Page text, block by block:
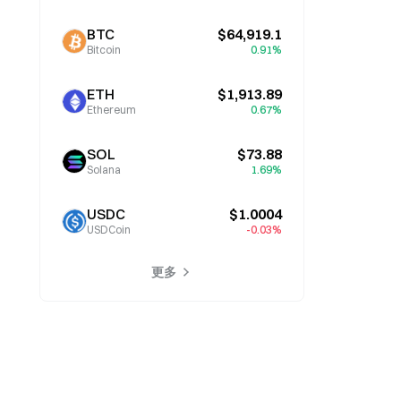
BTC
Bitcoin
$64,919.1
0.91%
ETH
Ethereum
$1,913.89
0.67%
SOL
Solana
$73.88
1.69%
USDC
USDCoin
$1.0004
-0.03%
更多